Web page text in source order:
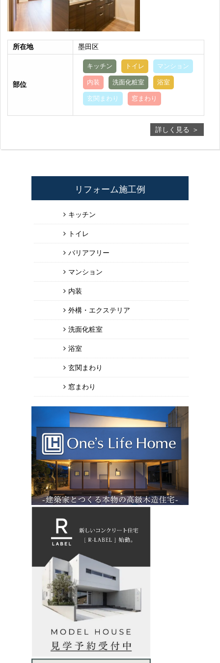
所在地 墨田区
部位
キッチン トイレ マンション
内装 洗面化粧室 浴室
玄関まわり 窓まわり
詳しく見る
リフォーム施工例
キッチン
トイレ
バリアフリー
マンション
内装
外構・エクステリア
洗面化粧室
浴室
玄関まわり
窓まわり